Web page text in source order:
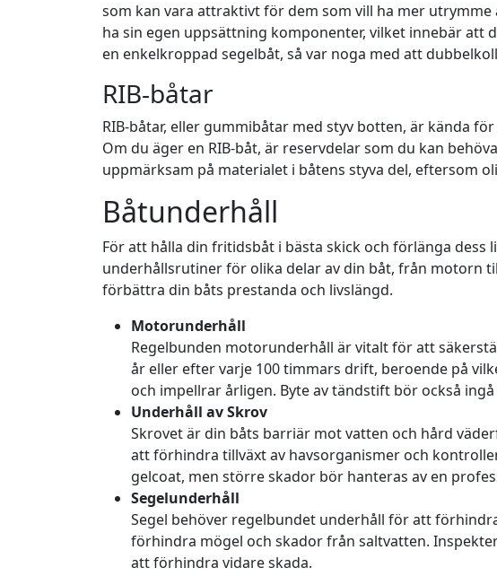
som kan vara attraktivt för dem som vill ha mer
ha sin egen uppsättning komponenter, vilket innebär att
en enkelkroppad segelbåt, så var noga med att
RIB-båtar
RIB-båtar, eller gummibåtar med styv botten, är kända
Om du äger en RIB-båt, är reservdelar som du kan
uppmärksam på materialet i båtens styva del, eftersom
Båtunderhåll
För att hålla din fritidsbåt i bästa skick och förlänga
underhållsrutiner för olika delar av din båt, från motorn
förbättra din båts prestanda och livslängd.
Motorunderhåll
Regelbunden motorunderhåll är vitalt för att
år eller efter varje 100 timmars drift, beroende på
och impellrar årligen. Byte av tändstift bör också
Underhåll av Skrov
Skrovet är din båts barriär mot vatten och hård
att förhindra tillväxt av havsorganismer och
gelcoat, men större skador bör hanteras av en
Segelunderhåll
Segel behöver regelbundet underhåll för att
förhindra mögel och skador från saltvatten.
att förhindra vidare skada.